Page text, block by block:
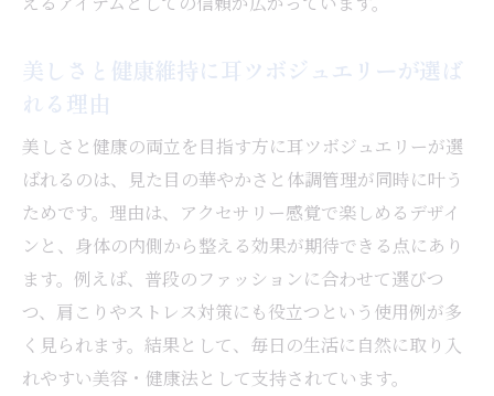
知恵袋体験談から読み解く選び方のコツ
果
耳ツボジュエリーで痩せたと感じた体験談
口コミで話題の耳ツボジュエリーダイエッ
ト効果
ダイエット目的の耳ツボジュエリー活用法
耳ツボジュエリーの体験談で見るダイエッ
トの実際
耳ツボジュエリー痩せた口コミの信ぴょう
性
美しさと健康維持に耳ツボジュエリーが選ば
れる理由
美しさと健康の両立を目指す方に耳ツボジュエリーが選
ばれるのは、見た目の華やかさと体調管理が同時に叶う
ためです。理由は、アクセサリー感覚で楽しめるデザイ
ンと、身体の内側から整える効果が期待できる点にあり
ます。例えば、普段のファッションに合わせて選びつ
つ、肩こりやストレス対策にも役立つという使用例が多
く見られます。結果として、毎日の生活に自然に取り入
れやすい美容・健康法として支持されています。